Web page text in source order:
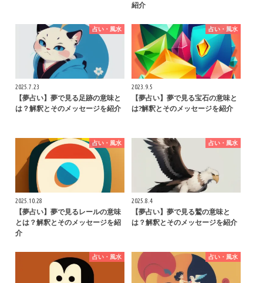
紹介
占い・風水
2025.7.23
【夢占い】夢で見る足跡の意味と
は？解釈とそのメッセージを紹介
占い・風水
2023.9.5
【夢占い】夢で見る宝石の意味と
は?解釈とそのメッセージを紹介
占い・風水
2025.10.28
【夢占い】夢で見るレールの意味
とは？解釈とそのメッセージを紹
介
占い・風水
2025.8.4
【夢占い】夢で見る鷲の意味と
は？解釈とそのメッセージを紹介
占い・風水 占い・風水